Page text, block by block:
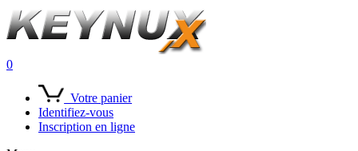
0
Votre panier
Identifiez-vous
Inscription en ligne